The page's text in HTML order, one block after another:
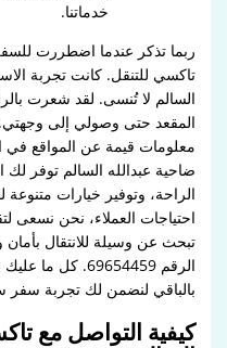
خدماتنا.
ربما تذكر عندما اضطررت
تاكسي للتنقل. كانت تجربة
السالم لا تُنسى. لقد شعرت
المقعد حتى وصولي إلى
معلومات قيمة عن المواقع في
ضاحية عبدالله السالم توفر لك
الراحة، وتوفير خيارات
احتياجات العملاء، نحن نسعى
تبحث عن وسيلة للانتقال بأمان
الرقم 69654459.
بالباقي لنضمن لك تجربة
كيفية التواصل مع